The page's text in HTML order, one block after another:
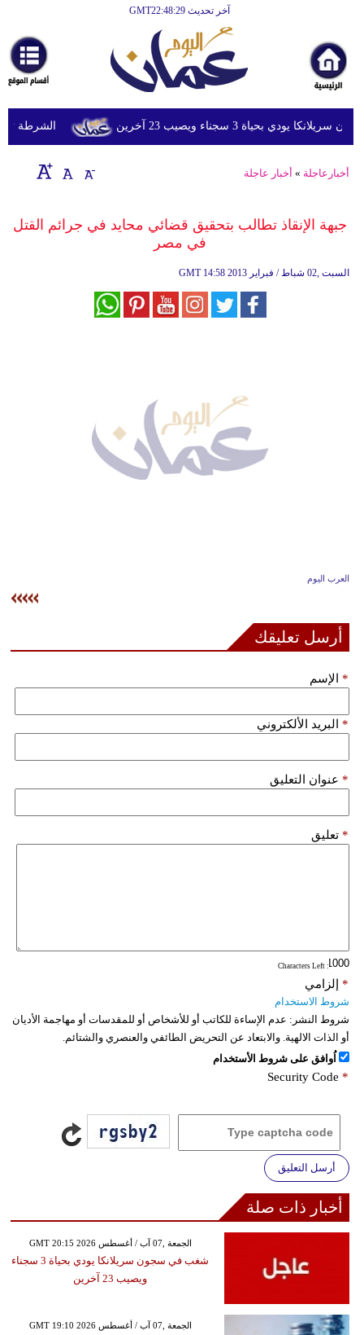
آخر تحديث GMT22:48:29
أخبارعاجلة
رياضة
ثقافة
إقتصاد
وموسيقى
بيئة
أبراج
سيارات
الشرطة تعتقل بحياة 3 سجناء ويصيب 23 آخرين
أخبارعاجلة » أخبار عاجلة
جبهة الإنقاذ تطالب بتحقيق قضائي محايد في جرائم القتل
في مصر
GMT 14:58 2013 السبت ,02 شباط / فبراير
العرب اليوم
أرسل تعليقك
الإسم *
البريد الألكتروني *
عنوان التعليق *
تعليق *
: Characters Left
إلزامي *
شروط الاستخدام
شروط النشر: عدم الإساءة للكاتب أو للأشخاص أو للمقدسات أو مهاجمة الأديان
أو الذات الالهية. والابتعاد عن التحريض الطائفي والعنصري والشتائم.
اُوافق على شروط الأستخدام
Security Code *
أرسل التعليق
أخبار ذات صلة
GMT 20:15 2026 الجمعة ,07 آب / أغسطس
شغب في سجون سريلانكا يودي بحياة 3 سجناء
ويصيب 23 آخرين
GMT 19:10 2026 الجمعة ,07 آب / أغسطس